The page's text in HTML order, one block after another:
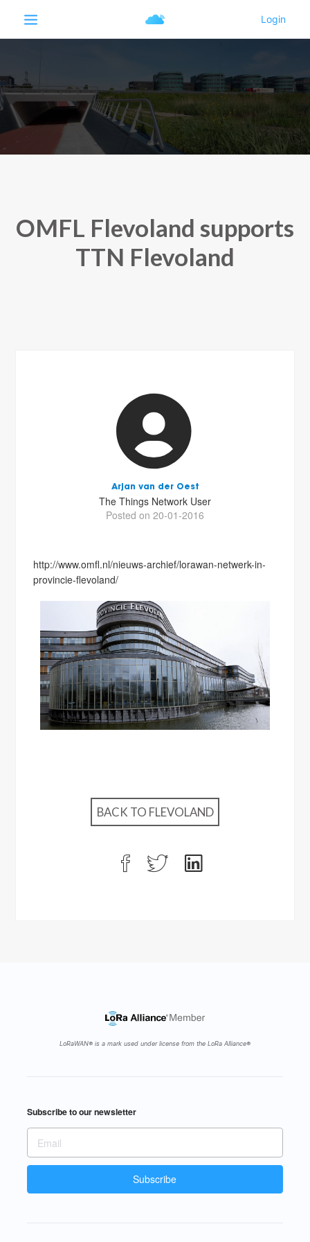
OMFL Flevoland supports
TTN Flevoland
Arjan van der Oest
The Things Network User
Posted on 20-01-2016
http://www.omfl.nl/nieuws-archief/lorawan-netwerk-in-
provincie-flevoland/
BACK TO FLEVOLAND